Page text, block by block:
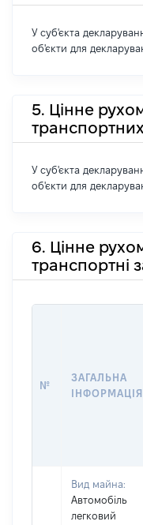
У суб'єкта
об'єкти для
5. Цінне
У суб'єкта
об'єкти для
6. Цінне
транспортні
№
ЗАГАЛЬНА
ІНФОРМАЦІЯ
Вид майна:
Автомобіль
легковий